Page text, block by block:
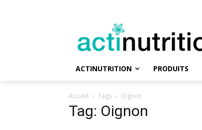
ACTINUTRITION PRODUITS
Accueil Tags Oignon
Tag: Oignon